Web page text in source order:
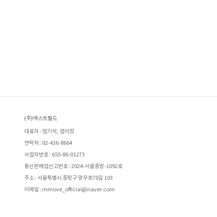
(주)넥스트필드
대표자 : 엄기석, 엄미정
연락처 : 02-436-8664
사업자번호 : 655-86-01273
통신판매업신고번호 : 2024-서울중랑-1092호
주소 : 서울특별시 중랑구 망우로70길 103
이메일 : mmove_official@naver.com